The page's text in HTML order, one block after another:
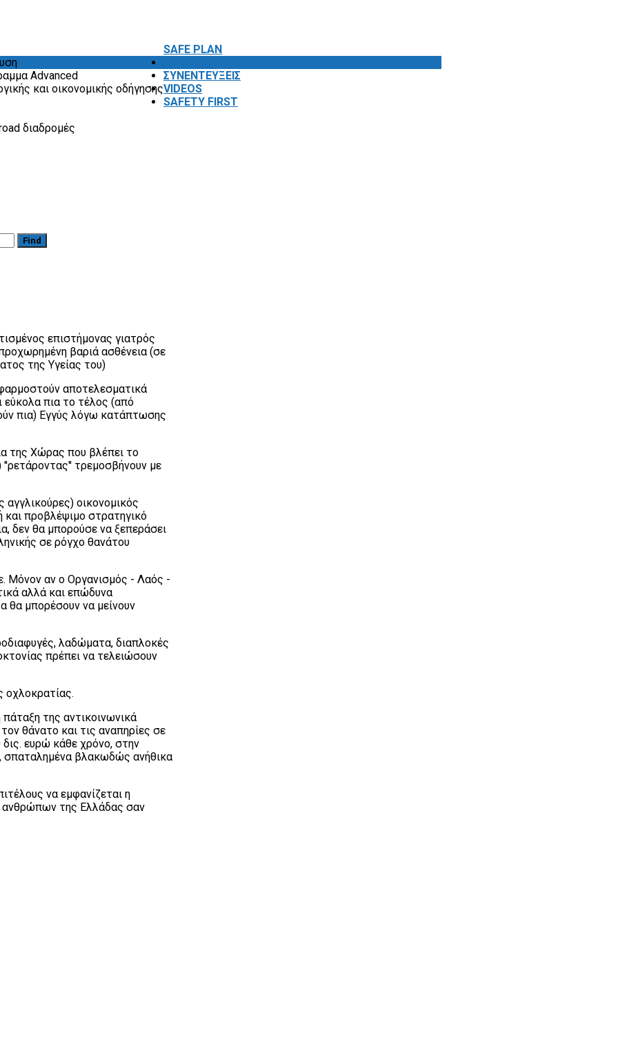
SAFE PLAN
Advanced
και οικονομικής οδήγησης
διαδρομές
ΣΥΝΕΝΤΕΥΞΕΙΣ
VIDEOS
SAFETY FIRST
Find
επιστήμονας γιατρός
βαριά ασθένεια (σε
της Υγείας του)
αποτελεσματικά
εύκολα πια το τέλος (από
πια) Εγγύς λόγω κατάπτωσης
της Χώρας που βλέπει το
''ρετάροντας'' τρεμοσβήνουν με
οικονομικός
προβλέψιμο στρατηγικό
δεν θα μπορούσε να ξεπεράσει
σε ρόγχο θανάτου
Μόνον αν ο Οργανισμός - Λαός -
αλλά και επώδυνα
θα μπορέσουν να μείνουν
λαδώματα, διαπλοκές
πρέπει να τελειώσουν
οχλοκρατίας.
της αντικοινωνικά
θάνατο και τις αναπηρίες σε
ευρώ κάθε χρόνο, στην
σπαταλημένα βλακωδώς ανήθικα
να εμφανίζεται η
ανθρώπων της Ελλάδας σαν